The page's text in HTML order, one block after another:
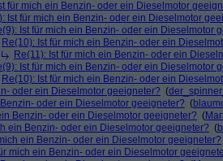
für mich ein Benzin- oder ein Dieselmotor
Ist für mich ein Benzin- oder ein Dieselmotor
Ist für mich ein Benzin- oder ein Dieselmotor
Re(10): Ist für mich ein Benzin- oder ein
Re(11): Ist für mich ein Benzin- oder ein
Ist für mich ein Benzin- oder ein Dieselmotor
Re(10): Ist für mich ein Benzin- oder ein
oder ein Dieselmotor geeigneter? (
oder ein Dieselmotor geeigneter? (
Benzin- oder ein Dieselmotor geeigneter? (
ein Benzin- oder ein Dieselmotor geeigneter? (
ein Benzin- oder ein Dieselmotor geeigneter?
mich ein Benzin- oder ein Dieselmotor